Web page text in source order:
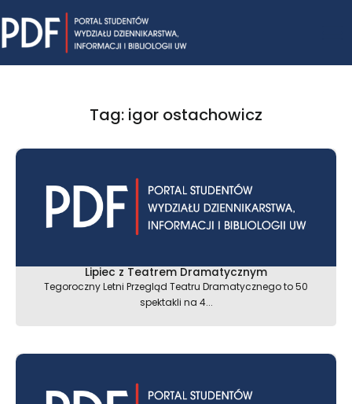
to
content
Tag: igor ostachowicz
Lipiec z Teatrem Dramatycznym
Tegoroczny Letni Przegląd Teatru Dramatycznego to 50
spektakli na 4...